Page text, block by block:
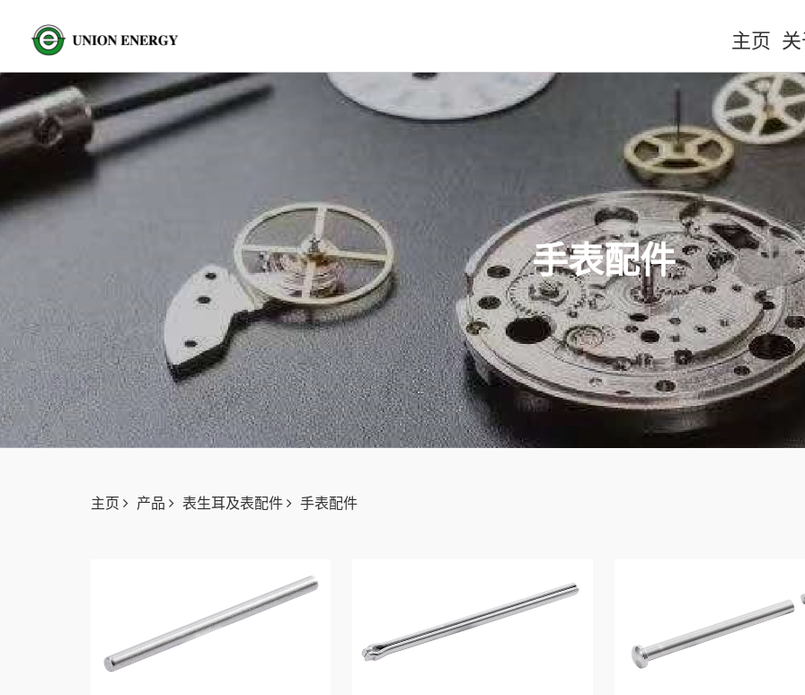
主页
手表配件
主页 产品 表生耳及表配件 手表配件